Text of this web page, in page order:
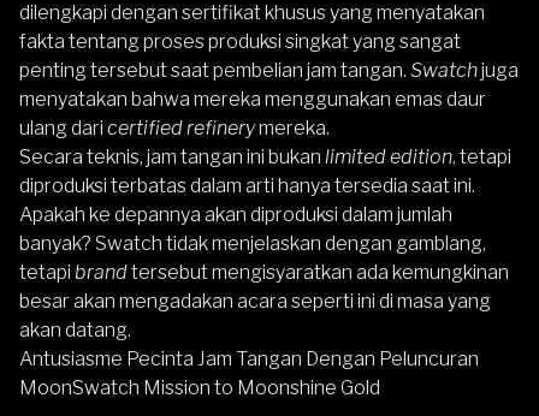
dilengkapi dengan sertifikat khusus yang menyatakan
fakta tentang proses produksi singkat yang sangat
penting tersebut saat pembelian jam tangan. Swatchjuga
menyatakan bahwa mereka menggunakan emas daur
ulang dari certified refinerymereka.
Secara teknis, jam tangan ini bukan limited edition, tetapi
diproduksi terbatas dalam arti hanya tersedia saat ini.
Apakah ke depannya akan diproduksi dalam jumlah
banyak? Swatch tidak menjelaskan dengan gamblang,
tetapi brandtersebut mengisyaratkan ada kemungkinan
besar akan mengadakan acara seperti ini di masa yang
akan datang.
Antusiasme Pecinta Jam Tangan Dengan Peluncuran
MoonSwatch Mission to Moonshine Gold